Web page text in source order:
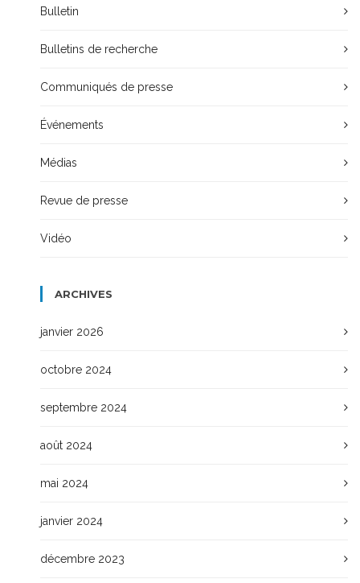
Bulletin
Bulletins de recherche
Communiqués de presse
Événements
Médias
Revue de presse
Vidéo
ARCHIVES
janvier 2026
octobre 2024
septembre 2024
août 2024
mai 2024
janvier 2024
décembre 2023